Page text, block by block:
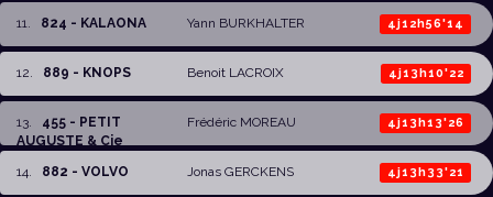
11. 824 - KALAONA Yann BURKHALTER 4j12h56'14
12. 889 - KNOPS Benoit LACROIX 4j13h10'22
13. 455 - PETIT
AUGUSTE & Cie
Frédéric MOREAU 4j13h13'26
14. 882 - VOLVO Jonas GERCKENS 4j13h33'21